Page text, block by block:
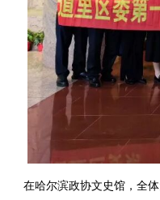
在哈尔滨政协文史馆，全体